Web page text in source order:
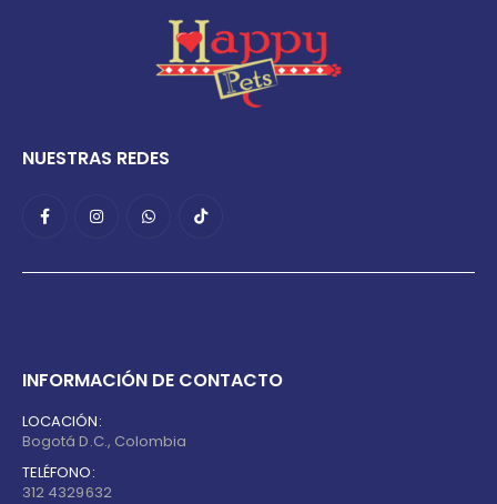
NUESTRAS REDES
INFORMACIÓN DE CONTACTO
LOCACIÓN:
Bogotá D.C., Colombia
TELÉFONO:
312 4329632